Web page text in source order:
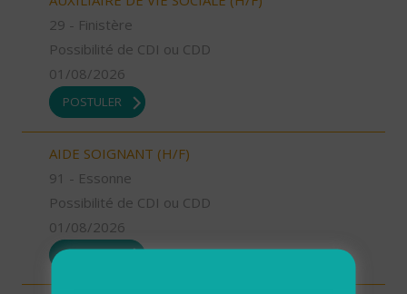
29 - Finistère
Possibilité de CDI ou CDD
01/08/2026
POSTULER
AIDE SOIGNANT (H/F)
91 - Essonne
Possibilité de CDI ou CDD
01/08/2026
POSTULER